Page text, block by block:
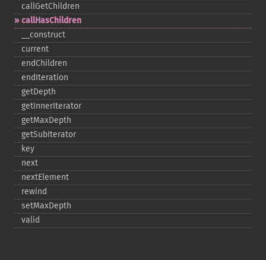
callGetChildren
callHasChildren
_​_​construct
current
endChildren
endIteration
getDepth
getInnerIterator
getMaxDepth
getSubIterator
key
next
nextElement
rewind
setMaxDepth
valid